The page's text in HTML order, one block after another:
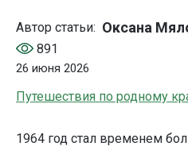
Автор статьи: Оксана
891
26 июня 2026
Путешествия по родному
1964 год стал временем